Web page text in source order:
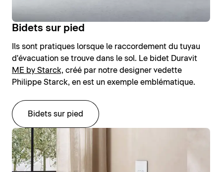
Bidets sur pied
Ils sont pratiques lorsque le raccordement du tuyau
d'évacuation se trouve dans le sol. Le bidet Duravit
ME by Starck, créé par notre designer vedette
Philippe Starck, en est un exemple emblématique.
Bidets sur pied